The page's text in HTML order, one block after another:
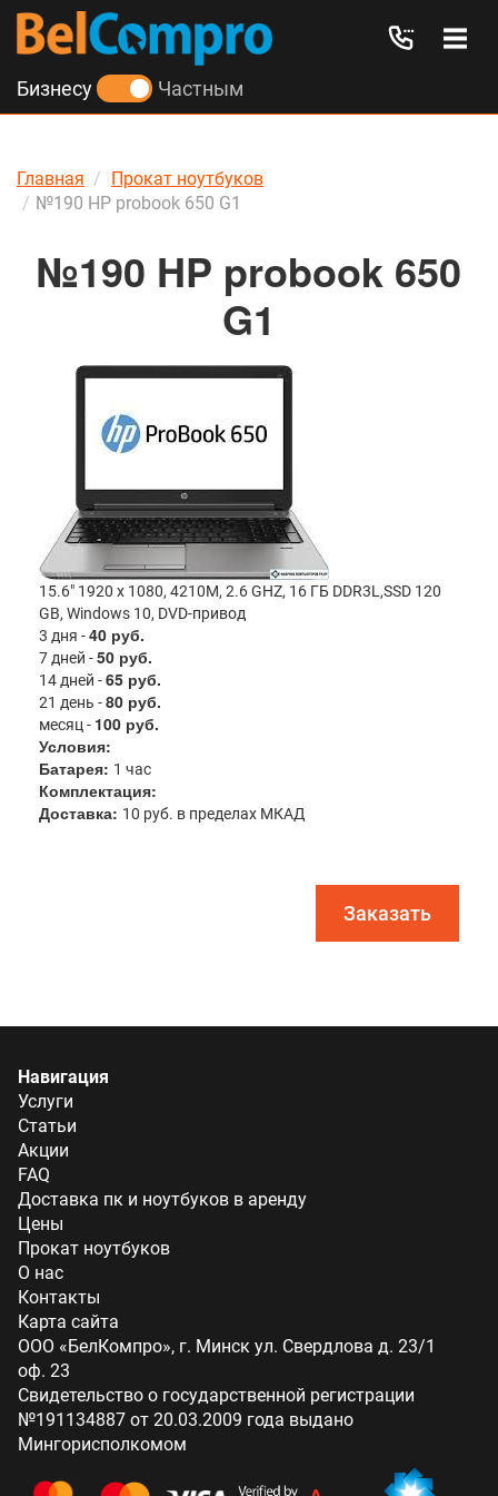
Бизнесу Частным
Главная
Прокат ноутбуков
№190 HP probook 650 G1
№190 HP probook 650
G1
15.6" 1920 x 1080, 4210M, 2.6 GHZ, 16 ГБ DDR3L,SSD 120
GB, Windows 10, DVD-привод
3 дня -40 руб.
7 дней -50 руб.
14 дней -65 руб.
21 день -80 руб.
месяц - 100 руб.
Условия:
Батарея: 1 час
Комплектация:
Доставка: 10 руб. в пределах МКАД
Заказать
ООО «БелКомпро», г. Минск ул. Свердлова д. 23/1
оф. 23
Свидетельство о государственной регистрации
№191134887 от 20.03.2009 года выдано
Мингорисполкомом
Навигация
Услуги
Статьи
Акции
FAQ
Доставка пк и ноутбуков в аренду
Цены
Прокат ноутбуков
О нас
Контакты
Карта сайта